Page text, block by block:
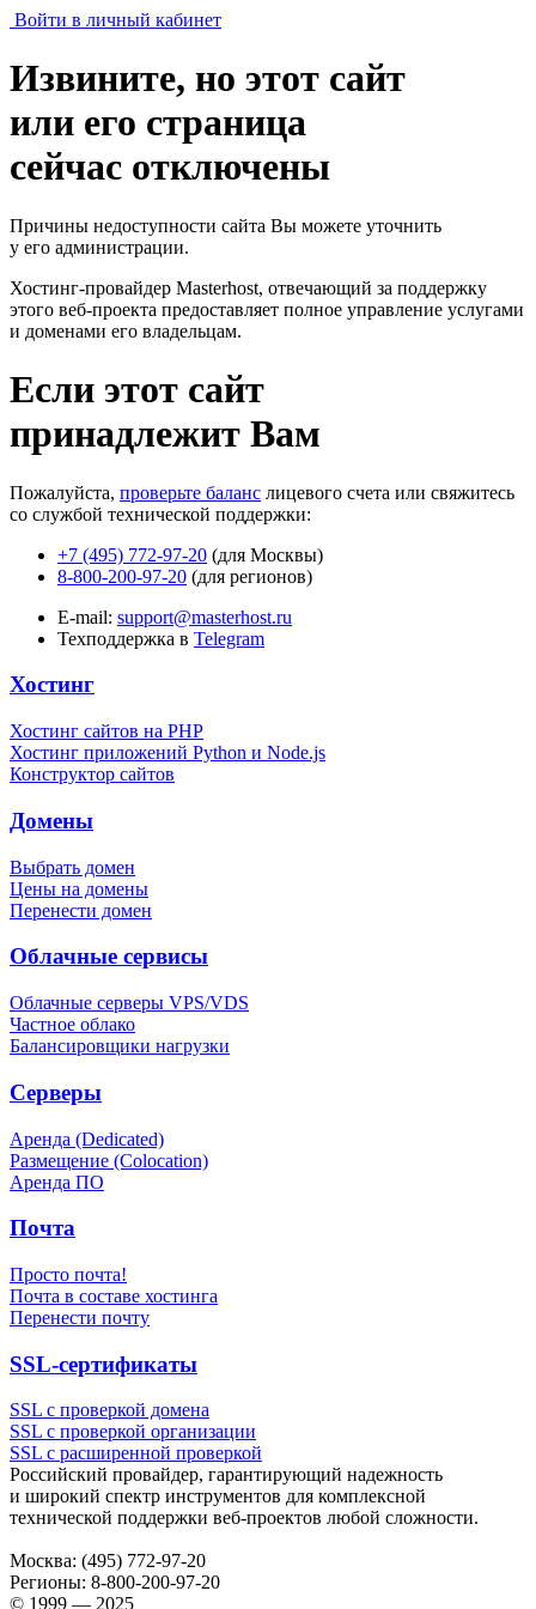
Войти в личный кабинет
Извините, но этот сайт
или его страница
сейчас отключены
Причины недоступности сайта Вы можете уточнить
у его администрации.
Хостинг-провайдер Masterhost, отвечающий за поддержку
этого веб-проекта предоставляет полное управление услугами
и доменами его владельцам.
Если этот сайт
принадлежит Вам
Пожалуйста, проверьте баланс лицевого счета или свяжитесь
со службой технической поддержки:
+7 (495) 772-97-20 (для Москвы)
8-800-200-97-20 (для регионов)
E-mail: support@masterhost.ru
Техподдержка в Telegram
Хостинг
Хостинг сайтов на PHP
Хостинг приложений Python и Node.js
Конструктор сайтов
Домены
Выбрать домен
Цены на домены
Перенести домен
Облачные сервисы
Облачные серверы VPS/VDS
Частное облако
Балансировщики нагрузки
Серверы
Аренда (Dedicated)
Размещение (Colocation)
Аренда ПО
Почта
Просто почта!
Почта в составе хостинга
Перенести почту
SSL-сертификаты
SSL с проверкой домена
SSL с проверкой организации
SSL с расширенной проверкой
Российский провайдер, гарантирующий надежность
и широкий спектр инструментов для комплексной
технической поддержки веб-проектов любой сложности.
Москва: (495) 772-97-20
Регионы: 8-800-200-97-20
© 1999 — 2025